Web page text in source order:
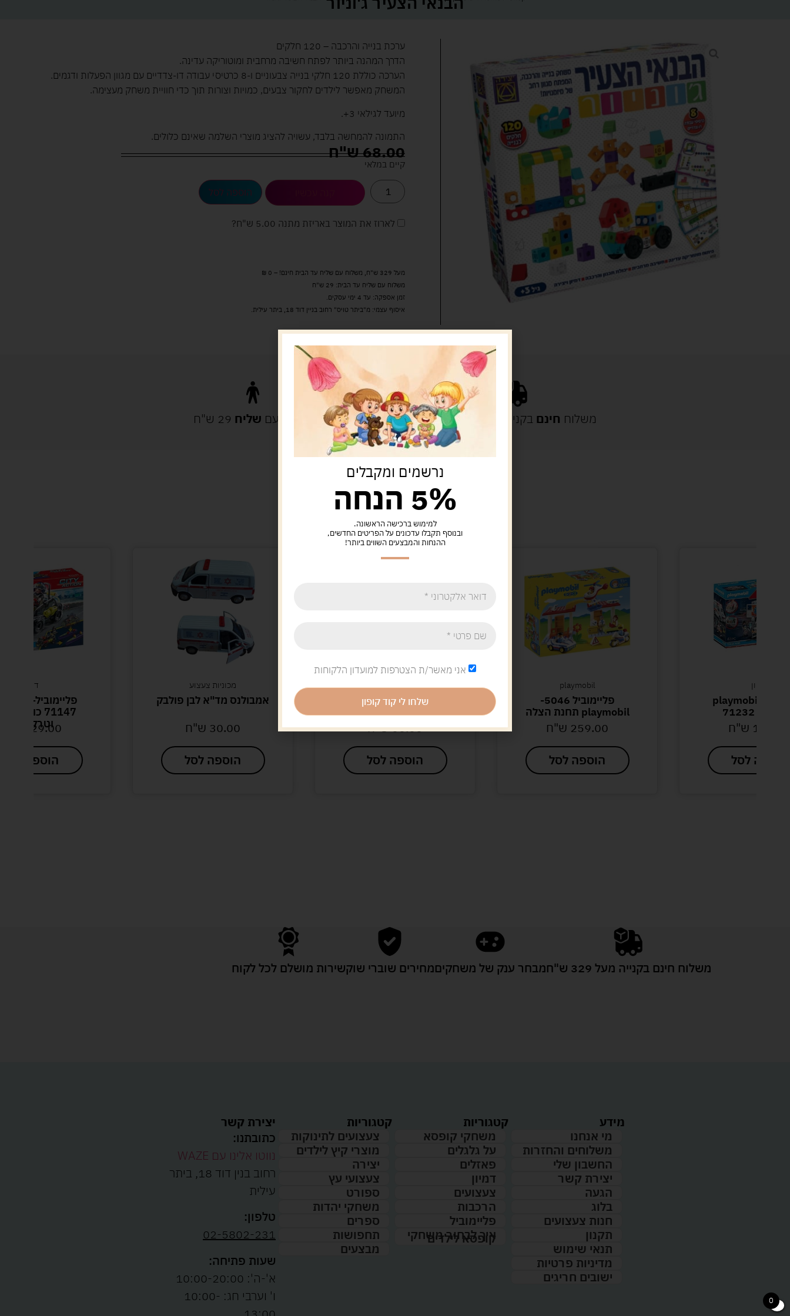
ערכת בנייה והרכבה – 120 חלקים
הדרך המהנה ביותר לפתח חשיבה מרחבית ומוטוריקה עדינה.
הערכה כוללת 120 חלקי בנייה צבעוניים ו-8 כרטיסי עבודה דו-צדדיים עם מגוון הפעלות ודגמים.
המשחק מאפשר לילדים לחקור צבעים, כמויות וצורות תוך כדי חוויית משחק מעצימה.
מיועד לגילאי 3+.
התמונה להמחשה בלבד, עשויה להציג מוצרי השלמה שאינם כלולים.
68.00ש"ח
קיים במלאי
הוספה לסל
לארוז את המוצר באריזת מתנה 5.00 ש"ח ?
מעל 329 ש"ח, משלוח עם שליח עד הבית חינם! – 0 ₪
משלוח עם שליח עד הבית: 29 ש"ח
זמן אספקה: עד 4 ימי עסקים.
איסוף עצמי: מ"ביתר טויס" רחוב בניין דוד 18, ביתר עילית.
משלוח חינם בקנייה מעל 329 ש"ח משלוח עם שליח 29 ש"ח
מוצרים קשורים
דמיון
פליימוביל-playmobil
150.00 ש"ח
הוספה לסל
playmobil
פליימוביל 5046-
playmobil תחנת הצלה
259.00 ש"ח
הוספה לסל
HOLA TOYS
סט 4 רכבי עבודה "הולה
טויס"
60.00ש"ח
הוספה לסל
מכוניות צעצוע
אמבולנס מד"א לבן פולבק
30.00 ש"ח
הוספה לסל
דמיון
71147 כוחות
וטרקטורון
129.00
הוספה לסל
משלוח חינם בקנייה מעל 329 ש"ח מבחר ענק של משחקיםמחירים שוברי שוקשירות מושלם לכל לקוח
מידע
מי אנחנו
משלוחים והחזרות
החשבון שלי
יצירת קשר
הגעה
בלוג
חנות צעצועים
תקנון
תנאי שימוש
מדיניות פרטיות
ישובים חריגים
קטגוריות
משחקי קופסא
על גלגלים
פאזלים
דמיון
צעצועים
הרכבות
פליימוביל
איך לבחור משחקי
קופסא לילדים
קטגוריות
צעצועים לתינוקות
מוצרי קיץ לילדים
יצירה
צעצועי עץ
ספורט
משחקי יהדות
ספרים
תחפושות
מבצעים
יצירת קשר
כתובתנו:
נווטו אלינו עם WAZE
רחוב בנין דוד 18, ביתר
עילית
טלפון:
02-5802-231
שעות פתיחה:
א'-ה': 10:00-20:00
ו' וערבי חג: 10:00-
0
נרשמים ומקבלים
5% הנחה
למימוש ברכישה הראשונה.
ובנוסף תקבלו עדכונים על הפריטים החדשים,
ההנחות והמבצעים השווים ביותר!
אני מאשר/ת הצטרפות למועדון הלקוחות
שלחו לי קוד קופון